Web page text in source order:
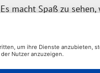
Es macht Spaß zu
durch den Sport
sie gerne begleiten und